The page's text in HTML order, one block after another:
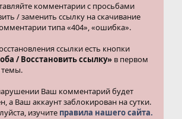
комментарии с просьбами
/ заменить ссылку на скачивание
типа «404», «ошибка».
ссылки есть кнопки
/ Восстановить ссылку» в первом
темы.
Ваш комментарий будет
а Ваш аккаунт заблокирован на сутки.
изучите правила нашего сайта.